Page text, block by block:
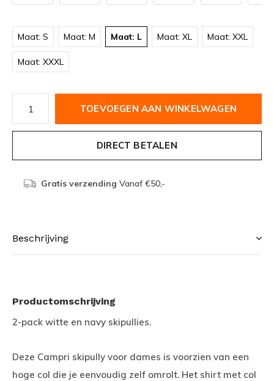
Maat: S Maat: M Maat: L Maat: XL Maat: XXL
Maat: XXXL
TOEVOEGEN AAN WINKELWAGEN
DIRECT BETALEN
Gratis verzending Vanaf €50,-
Beschrijving
Productomschrijving
2-pack witte en navy skipullies.
Deze Campri skipully voor dames is voorzien van een
hoge col die je eenvoudig zelf omrolt. Het shirt met col